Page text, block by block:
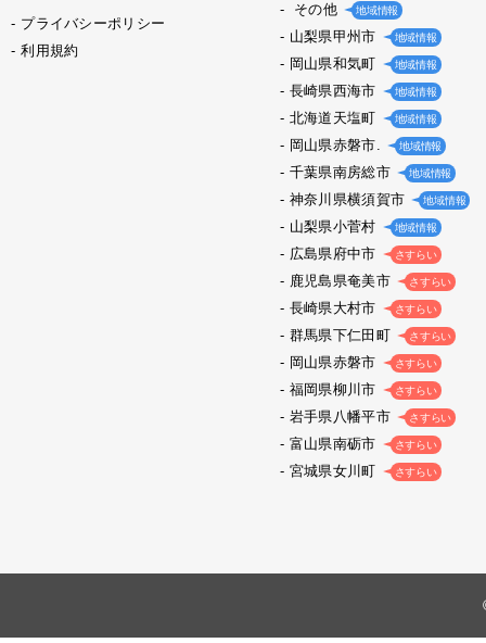
プライバシーポリシー
利用規約
その他 地域情報
山梨県甲州市 地域情報
岡山県和気町 地域情報
長崎県西海市 地域情報
北海道天塩町 地域情報
岡山県赤磐市. 地域情報
千葉県南房総市 地域情報
神奈川県横須賀市 地域情報
山梨県小菅村 地域情報
広島県府中市 さすらい
鹿児島県奄美市 さすらい
長崎県大村市 さすらい
群馬県下仁田町 さすらい
岡山県赤磐市 さすらい
福岡県柳川市 さすらい
岩手県八幡平市 さすらい
富山県南砺市 さすらい
宮城県女川町 さすらい